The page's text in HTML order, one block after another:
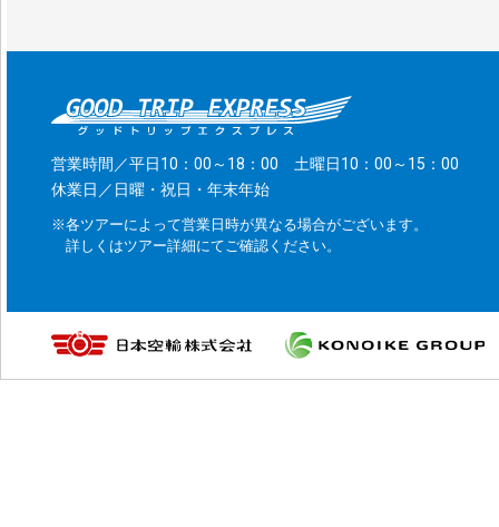
営業時間／平日10：00～18：00 土曜日10：00～15：00
休業日／日曜・祝日・年末年始
※各ツアーによって営業日時が異なる場合がございます。
詳しくはツアー詳細にてご確認ください。